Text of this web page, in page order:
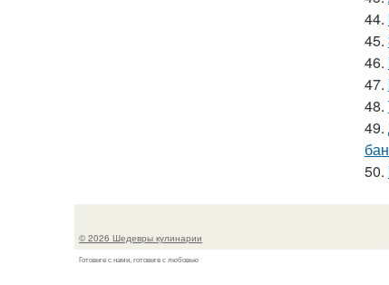
44.
45.
46.
47.
48.
49.
50.
© 2026 Шедевры кулинарии
Готовьте с нами, готовьте с любовью